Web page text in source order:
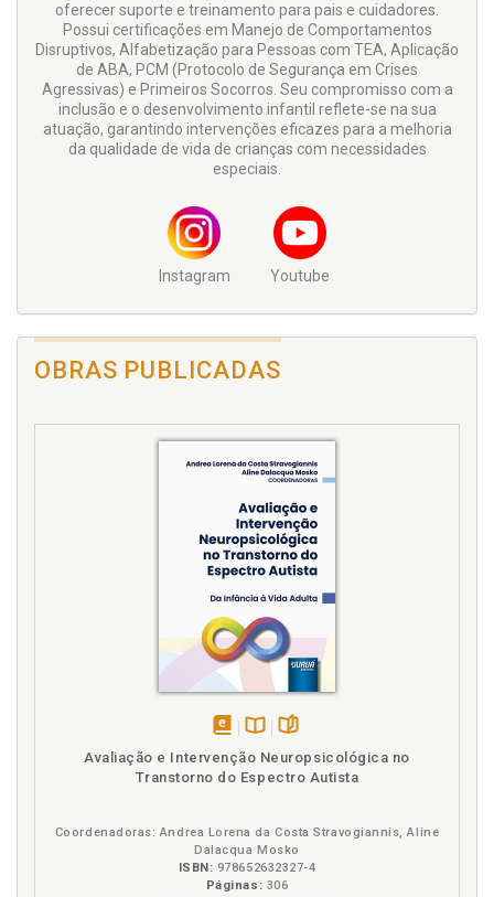
oferecer suporte e treinamento para pais e cuidadores.
Possui certificações em Manejo de Comportamentos
Disruptivos, Alfabetização para Pessoas com TEA, Aplicação
de ABA, PCM (Protocolo de Segurança em Crises
Agressivas) e Primeiros Socorros. Seu compromisso com a
inclusão e o desenvolvimento infantil reflete-se na sua
atuação, garantindo intervenções eficazes para a melhoria
da qualidade de vida de crianças com necessidades
especiais.
Instagram Youtube
OBRAS PUBLICADAS
em
eBook
na
B.V.
Avaliação e Intervenção Neuropsicológica no
Transtorno do Espectro Autista
Coordenadoras: Andrea Lorena da Costa Stravogiannis, Aline
Dalacqua Mosko
ISBN: 978652632327-4
Páginas: 306